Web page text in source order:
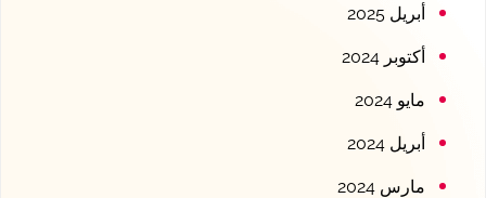
أبريل 2025
أكتوبر 2024
مايو 2024
أبريل 2024
مارس 2024